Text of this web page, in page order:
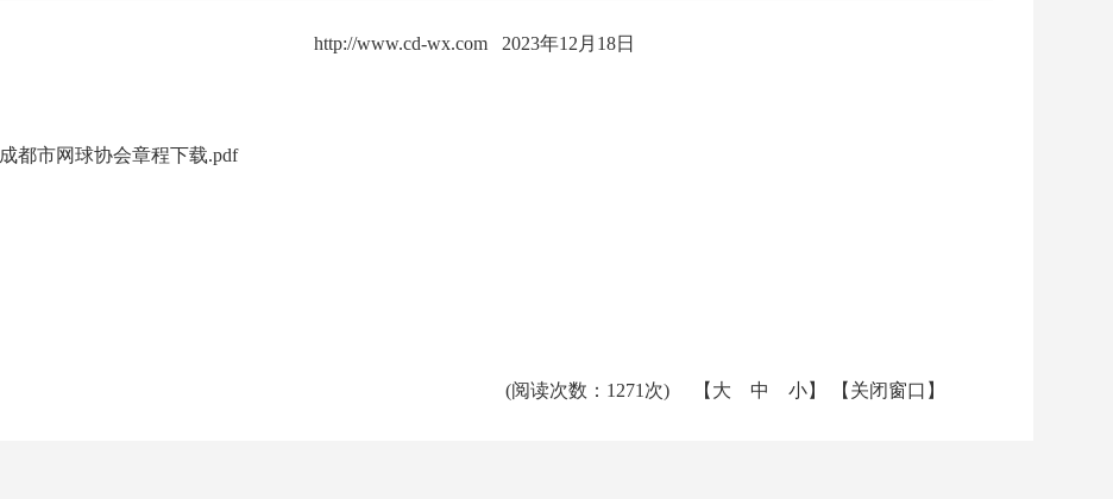
http://www.cd-wx.com 2023年12月18日
成都市网球协会章程下载.pdf
(阅读次数：1271次) 【 大 中 小】 【 关闭窗口 】